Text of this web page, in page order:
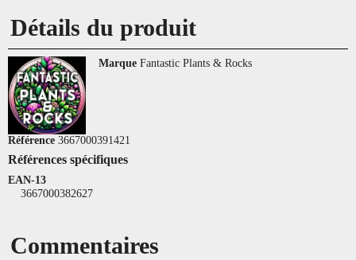
Détails du produit
Marque Fantastic Plants & Rocks
Référence 3667000391421
Références spécifiques
EAN-13
3667000382627
Commentaires